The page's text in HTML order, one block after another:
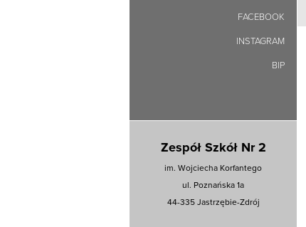
FACEBOOK
INSTAGRAM
BIP
Zespół Szkół Nr 2
im. Wojciecha Korfantego
ul. Poznańska 1a
44-335 Jastrzębie-Zdrój